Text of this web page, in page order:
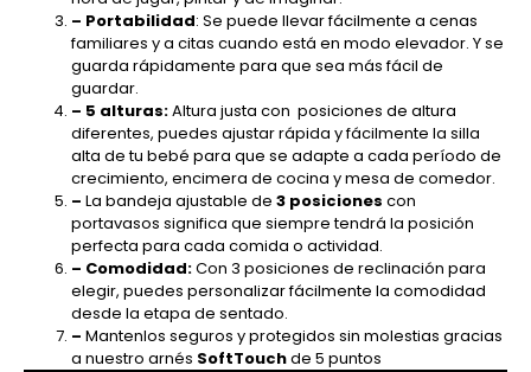
– Portabilidad: Se puede llevar fácilmente a cenas
familiares y a citas cuando está en modo elevador. Y se
guarda rápidamente para que sea más fácil de
guardar.
– 5 alturas:Altura justa con posiciones de altura
diferentes, puedes ajustar rápida y fácilmente la silla
alta de tu bebé para que se adapte a cada período de
crecimiento, encimera de cocina y mesa de comedor.
– La bandeja ajustable de 3 posiciones con
portavasos significa que siempre tendrá la posición
perfecta para cada comida o actividad.
– Comodidad:Con 3 posiciones de reclinación para
elegir, puedes personalizar fácilmente la comodidad
desde la etapa de sentado.
– Mantenlos seguros y protegidos sin molestias gracias
a nuestro arnés SoftTouchde 5 puntos